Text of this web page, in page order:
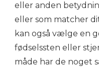
eller anden
eller som matcher
kan også vælge en
fødselssten eller
måde har de noget